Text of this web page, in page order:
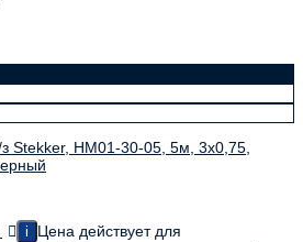
Stekker, HM01-30-05, 5м, 3x0,75,
i
Цена действует для